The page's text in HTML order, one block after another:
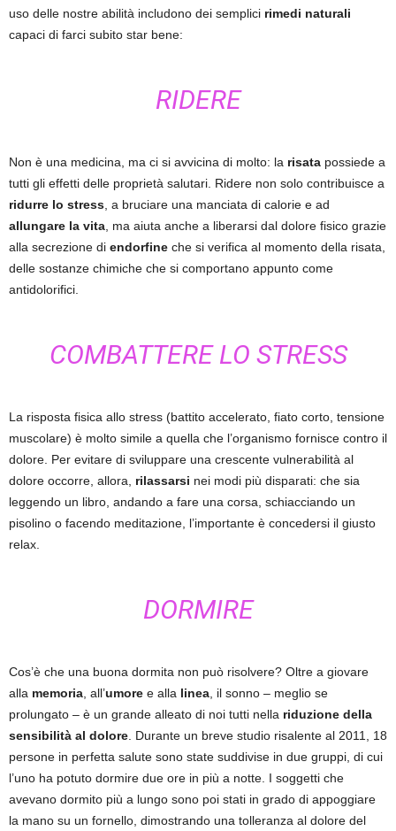
uso delle nostre abilità includono dei semplici rimedi naturali
capaci di farci subito star bene:
RIDERE
Non è una medicina, ma ci si avvicina di molto: la risata possiede a
tutti gli effetti delle proprietà salutari. Ridere non solo contribuisce a
ridurre lo stress , a bruciare una manciata di calorie e ad
allungare la vita , ma aiuta anche a liberarsi dal dolore fisico grazie
alla secrezione di endorfine che si verifica al momento della risata,
delle sostanze chimiche che si comportano appunto come
antidolorifici.
COMBATTERE LO STRESS
La risposta fisica allo stress (battito accelerato, fiato corto, tensione
muscolare) è molto simile a quella che l’organismo fornisce contro il
dolore. Per evitare di sviluppare una crescente vulnerabilità al
dolore occorre, allora, rilassarsi nei modi più disparati: che sia
leggendo un libro, andando a fare una corsa, schiacciando un
pisolino o facendo meditazione, l’importante è concedersi il giusto
relax.
DORMIRE
Cos’è che una buona dormita non può risolvere? Oltre a giovare
alla memoria , all’umore e alla linea , il sonno – meglio se
prolungato – è un grande alleato di noi tutti nella riduzione della
sensibilità al dolore . Durante un breve studio risalente al 2011, 18
persone in perfetta salute sono state suddivise in due gruppi, di cui
l’uno ha potuto dormire due ore in più a notte. I soggetti che
avevano dormito più a lungo sono poi stati in grado di appoggiare
la mano su un fornello, dimostrando una tolleranza al dolore del